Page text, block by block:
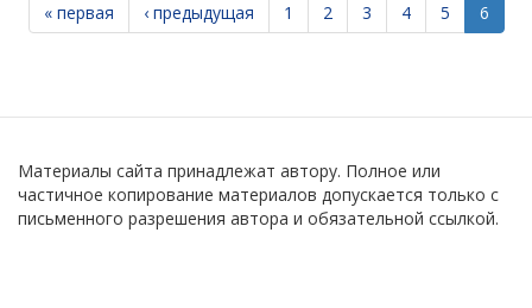
« первая ‹ предыдущая 1 2 3 4 5 6
Материалы сайта принадлежат автору. Полное или
частичное копирование материалов допускается только с
письменного разрешения автора и обязательной ссылкой.